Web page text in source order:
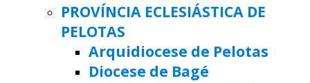
PROVÍNCIA ECLESIÁSTICA DE
PELOTAS
Arquidiocese de Pelotas
Diocese de Bagé